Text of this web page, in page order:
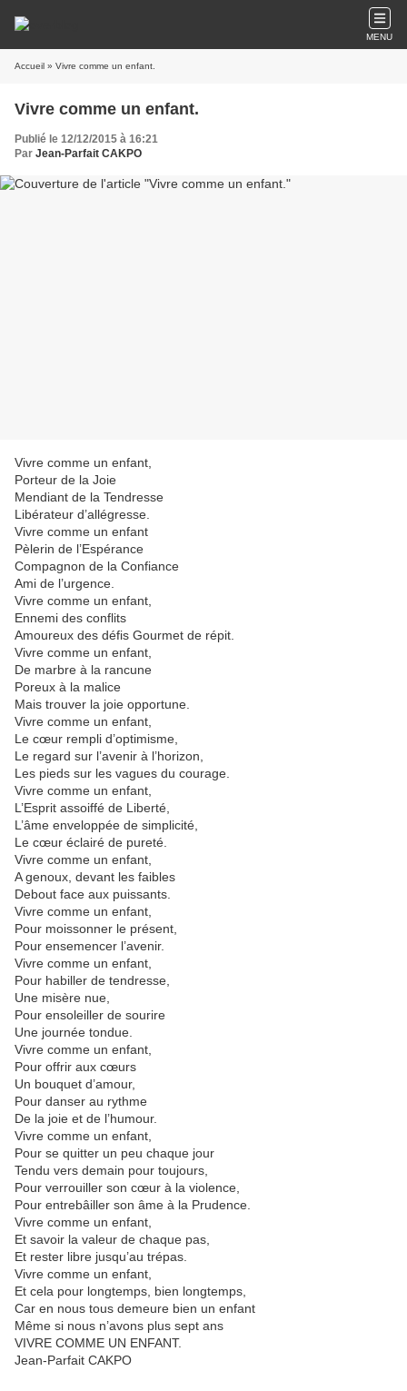
MENU
Accueil » Vivre comme un enfant.
Vivre comme un enfant.
Publié le 12/12/2015 à 16:21
Par Jean-Parfait CAKPO
Vivre comme un enfant,
Porteur de la Joie
Mendiant de la Tendresse
Libérateur d’allégresse.
Vivre comme un enfant
Pèlerin de l’Espérance
Compagnon de la Confiance
Ami de l’urgence.
Vivre comme un enfant,
Ennemi des conflits
Amoureux des défis Gourmet de répit.
Vivre comme un enfant,
De marbre à la rancune
Poreux à la malice
Mais trouver la joie opportune.
Vivre comme un enfant,
Le cœur rempli d’optimisme,
Le regard sur l’avenir à l’horizon,
Les pieds sur les vagues du courage.
Vivre comme un enfant,
L’Esprit assoiffé de Liberté,
L’âme enveloppée de simplicité,
Le cœur éclairé de pureté.
Vivre comme un enfant,
A genoux, devant les faibles
Debout face aux puissants.
Vivre comme un enfant,
Pour moissonner le présent,
Pour ensemencer l’avenir.
Vivre comme un enfant,
Pour habiller de tendresse,
Une misère nue,
Pour ensoleiller de sourire
Une journée tondue.
Vivre comme un enfant,
Pour offrir aux cœurs
Un bouquet d’amour,
Pour danser au rythme
De la joie et de l’humour.
Vivre comme un enfant,
Pour se quitter un peu chaque jour
Tendu vers demain pour toujours,
Pour verrouiller son cœur à la violence,
Pour entrebâiller son âme à la Prudence.
Vivre comme un enfant,
Et savoir la valeur de chaque pas,
Et rester libre jusqu’au trépas.
Vivre comme un enfant,
Et cela pour longtemps, bien longtemps,
Car en nous tous demeure bien un enfant
Même si nous n’avons plus sept ans
VIVRE COMME UN ENFANT.
Jean-Parfait CAKPO